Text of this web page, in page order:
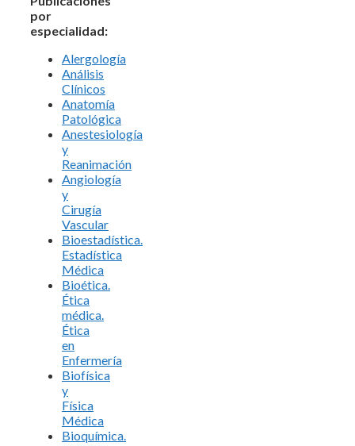
por
especialidad:
Alergología
Análisis
Clínicos
Anatomía
Patológica
Anestesiología
y
Reanimación
Angiología
y
Cirugía
Vascular
Bioestadística.
Estadística
Médica
Bioética.
Ética
médica.
Ética
en
Enfermería
Biofísica
y
Física
Médica
Bioquímica.